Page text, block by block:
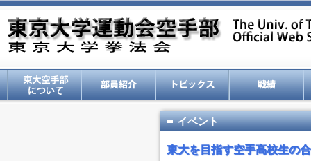
イベント
東大を目指す空手高校生の